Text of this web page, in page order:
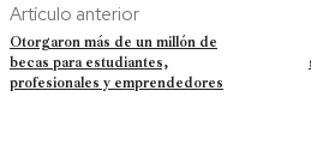
Artículo anterior
Otorgaron más de un millón de
becas para estudiantes,
profesionales y emprendedores